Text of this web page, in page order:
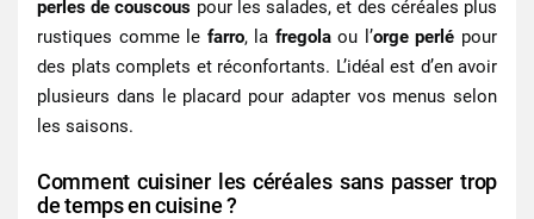
perles de couscous pour les salades, et des céréales plus
rustiques comme le farro, la fregolaou l’orge perlé pour
des plats complets et réconfortants. L’idéal est d’en avoir
plusieurs dans le placard pour adapter vos menus selon
les saisons.
Comment cuisiner les céréales sans passer trop
de temps en cuisine ?